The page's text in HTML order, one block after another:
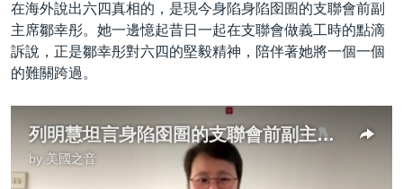
在海外說出六四真相的，是現今身陷身陷囹圄的支聯會前副
主席鄒幸彤。她一邊憶起昔日一起在支聯會做義工時的點滴
訴說，正是鄒幸彤對六四的堅毅精神，陪伴著她將一個一個
的難關跨過。
列明慧坦言身陷囹圄的支聯會前副主席鄒幸彤一直支撐著她
by 美國之音